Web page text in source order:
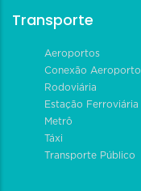
Transporte
Aeroportos
Conexão Aeroporto
Rodoviária
Estação Ferroviária
Metrô
Táxi
Transporte Público